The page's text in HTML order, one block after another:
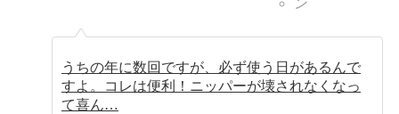
うちの年に数回ですが、必ず使う日があるんで
すよ。コレは便利！ニッパーが壊されなくなっ
て喜ん…